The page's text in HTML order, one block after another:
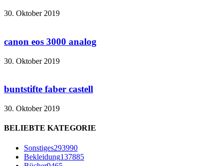
30. Oktober 2019
canon eos 3000 analog
30. Oktober 2019
buntstifte faber castell
30. Oktober 2019
BELIEBTE KATEGORIE
Sonstiges293990
Bekleidung137885